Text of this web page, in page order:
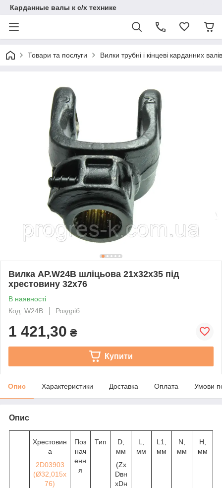
Карданные валы к с/х технике
Товари та послуги Вилки трубні і кінцеві карданних валів
Вилка AP.W24B шліцьова 21х32х35 під
хрестовину 32х76
В наявності
Код: W24B
Роздріб
1 421,30 ₴
Купити
Опис Характеристики Доставка Оплата Умови
Опис
Хрестовин
а
2D03903
(Ø32,015х
76)
Поз
нач
енн
я
Тип
D,
мм
(Zx
Dвн
хDн
L,
мм
L1,
мм
N,
мм
H,
мм